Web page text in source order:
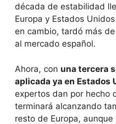
década de estabilidad
Europa y Estados
en cambio, tardó más
al mercado español.
Ahora, con una tercera
aplicada ya en Estados
expertos dan por hecho
terminará alcanzando
resto de Europa,